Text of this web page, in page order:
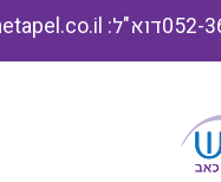
דוא"ל: info@yafimetapel.co.il